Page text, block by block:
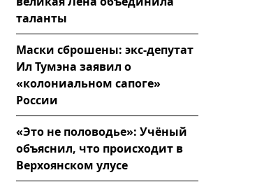
таланты
Маски сброшены: экс-депутат
Ил Тумэна заявил о
«колониальном сапоге»
России
«Это не половодье»: Учёный
объяснил, что происходит в
Верхоянском улусе